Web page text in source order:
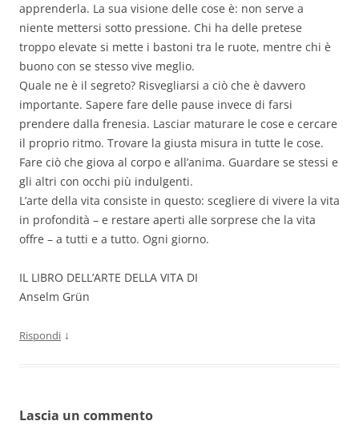
apprenderla. La sua visione delle cose è: non serve a
niente mettersi sotto pressione. Chi ha delle pretese
troppo elevate si mette i bastoni tra le ruote, mentre chi è
buono con se stesso vive meglio.
Quale ne è il segreto? Risvegliarsi a ciò che è davvero
importante. Sapere fare delle pause invece di farsi
prendere dalla frenesia. Lasciar maturare le cose e cercare
il proprio ritmo. Trovare la giusta misura in tutte le cose.
Fare ciò che giova al corpo e all’anima. Guardare se stessi e
gli altri con occhi più indulgenti.
L’arte della vita consiste in questo: scegliere di vivere la vita
in profondità – e restare aperti alle sorprese che la vita
offre – a tutti e a tutto. Ogni giorno.
IL LIBRO DELL’ARTE DELLA VITA DI
Anselm Grün
Rispondi ↓
Lascia un commento